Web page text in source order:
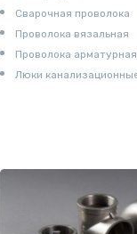
Сварочная проволока
Проволока вязальная
Проволока арматурная
Люки